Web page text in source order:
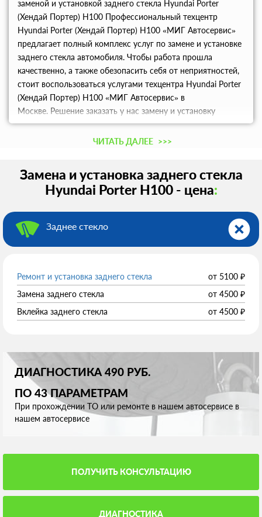
заменой и установкой заднего стекла Hyundai Porter
(Хендай Портер) Н100 Профессиональный техцентр
Hyundai Porter (Хендай Портер) Н100 «МИГ Автосервис»
предлагает полный комплекс услуг по замене и установке
заднего стекла автомобиля. Чтобы работа прошла
качественно, а также обезопасить себя от неприятностей,
стоит воспользоваться услугами техцентра Hyundai Porter
(Хендай Портер) Н100 «МИГ Автосервис» в
Москве. Решение заказать у нас замену и установку
заднего стекла машины позволит получить качественную
услугу по доступной цене и в кратчайшие сроки!
ЧИТАТЬ ДАЛЕЕ >>>
Замена и установка заднего стекла
Hyundai Porter Н100 - цена:
Заднее стекло
Ремонт и установка заднего стекла от 5100 ₽
Замена заднего стекла
от 4500 ₽
Вклейка заднего стекла
от 4500 ₽
ДИАГНОСТИКА 490 РУБ.
ПО 43 ПАРАМЕТРАМ
При прохождении ТО или ремонте в нашем автосервисе в
нашем автосервисе
ПОЛУЧИТЬ КОНСУЛЬТАЦИЮ
ДИАГНОСТИКА